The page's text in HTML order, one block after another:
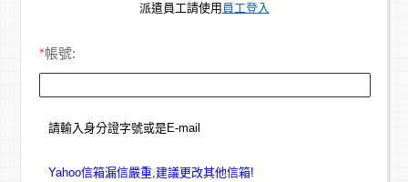
派遣員工請使用 員工登入
*帳號:
請輸入身分證字號或是E-mail
Yahoo信箱漏信嚴重,建議更改其他信箱!